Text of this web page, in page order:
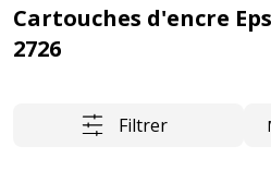
Cartouches d'encre
2726
Filtrer